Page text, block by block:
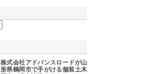
株式会社アドバンスロードが山
形県鶴岡市で手がける舗装土木